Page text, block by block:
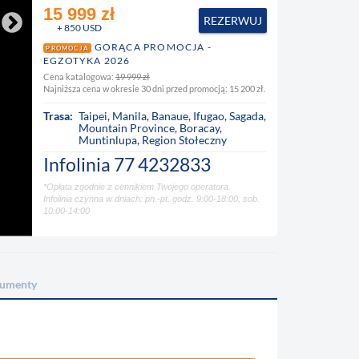
15 999 zł
+ 850 USD
REZERWUJ
PROMOCJA
GORĄCA PROMOCJA -
EGZOTYKA 2026
Cena katalogowa: 19 999 zł
Najniższa cena w okresie 30 dni przed promocją: 15 200 zł.
Trasa: Taipei, Manila, Banaue, Ifugao,Sagada,
Mountain Province, Boracay,
Muntinlupa, Region Stołeczny
Infolinia 77 4232833
*Opłata zgodnie z cennikiem Twojego operatora.
Infolinia czynna w dniach: pn.-pt. godz. 9:00-18:00, sob.
10:00-14:00